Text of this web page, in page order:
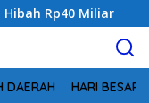
Gandeng Bidan
DAERAH HARI BESAR